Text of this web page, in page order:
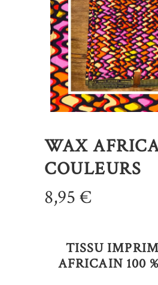
WAX
COULEURS
8,95€
TISSU
AFRICAIN 100